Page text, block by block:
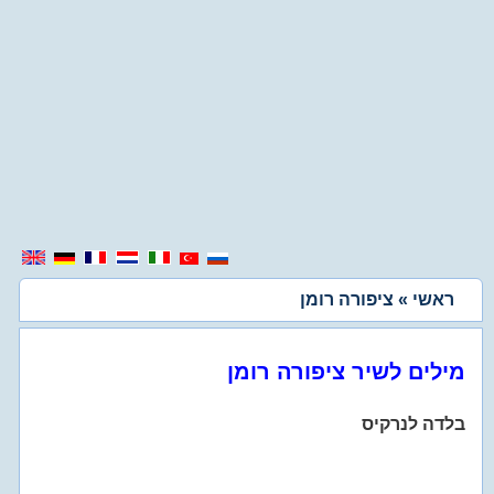
ראשי » ציפורה רומן
מילים לשיר ציפורה רומן
בלדה לנרקיס